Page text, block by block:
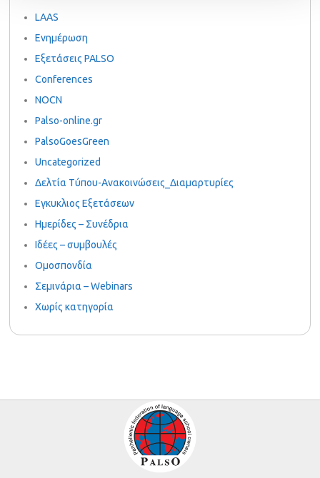
LAAS
Ενημέρωση
Εξετάσεις PALSO
Conferences
NOCN
Palso-online.gr
PalsoGoesGreen
Uncategorized
Δελτία Τύπου-Ανακοινώσεις_Διαμαρτυρίες
Εγκυκλιος Εξετάσεων
Ημερίδες – Συνέδρια
Ιδέες – συμβουλές
Ομοσπονδία
Σεμινάρια – Webinars
Χωρίς κατηγορία